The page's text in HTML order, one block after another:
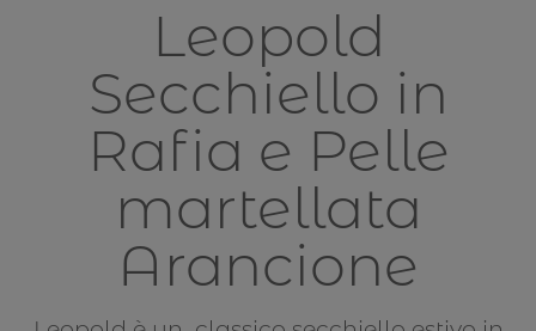
Leopold
Secchiello in
Rafia e Pelle
martellata
Arancione